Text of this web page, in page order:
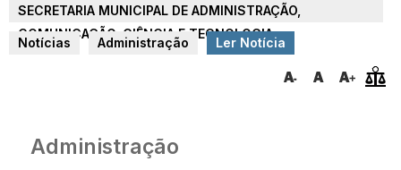
SECRETARIA MUNICIPAL DE ADMINISTRAÇÃO,
COMUNICAÇÃO, CIÊNCIA E TECNOLOGIA
Notícias Administração Ler Notícia
Administração